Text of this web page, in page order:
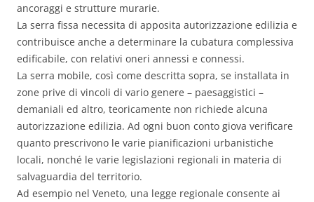
ancoraggi e strutture murarie.
La serra fissa necessita di apposita autorizzazione edilizia e
contribuisce anche a determinare la cubatura complessiva
edificabile, con relativi oneri annessi e connessi.
La serra mobile, così come descritta sopra, se installata in
zone prive di vincoli di vario genere – paesaggistici –
demaniali ed altro, teoricamente non richiede alcuna
autorizzazione edilizia. Ad ogni buon conto giova verificare
quanto prescrivono le varie pianificazioni urbanistiche
locali, nonché le varie legislazioni regionali in materia di
salvaguardia del territorio.
Ad esempio nel Veneto, una legge regionale consente ai